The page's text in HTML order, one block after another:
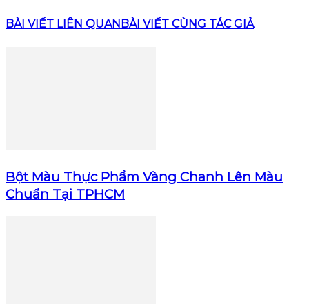
BÀI VIẾT LIÊN QUANBÀI VIẾT CÙNG TÁC GIẢ
Bột Màu Thực Phẩm Vàng Chanh Lên Màu
Chuẩn Tại TPHCM